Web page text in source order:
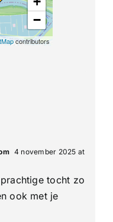
4 november 2025 at
tocht zo
ook met je